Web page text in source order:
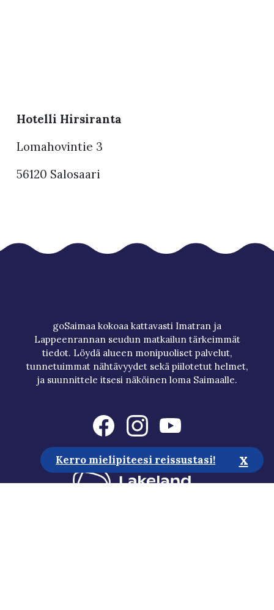
Hotelli Hirsiranta
Lomahovintie 3
56120 Salosaari
goSaimaa kokoaa kattavasti Imatran ja
Lappeenrannan seudun matkailun tärkeimmät
tiedot. Löydä alueen monipuoliset palvelut,
tunnetuimmat nähtävyydet sekä piilotetut helmet,
ja suunnittele itsesi näköinen loma Saimaalle.
Kerro mielipiteesi reissustasi! x